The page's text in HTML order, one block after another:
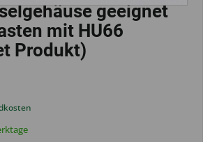
geeignet
mit HU66
Produkt)